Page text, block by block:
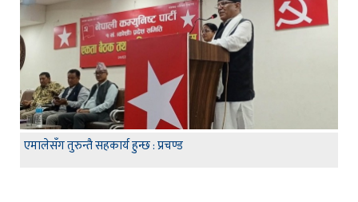
एमालेसँग तुरुन्तै सहकार्य हुन्छ : प्रचण्ड